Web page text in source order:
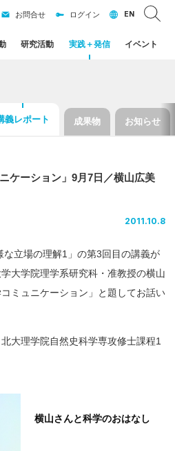
研究活動 実践＋発信 イベント
お問合せ ログイン EN
義レポート 成果物 お知らせ
ケーション」 9月 7 日 ／横山広美
2011.10.8
立場の理解1」の第3回目の講義が
大学院理学系研究科・准教授の横山
ミュニケーション」と題してお話い
大理学院自然史科学専攻修士課程1
横山さんと科学のおはなし